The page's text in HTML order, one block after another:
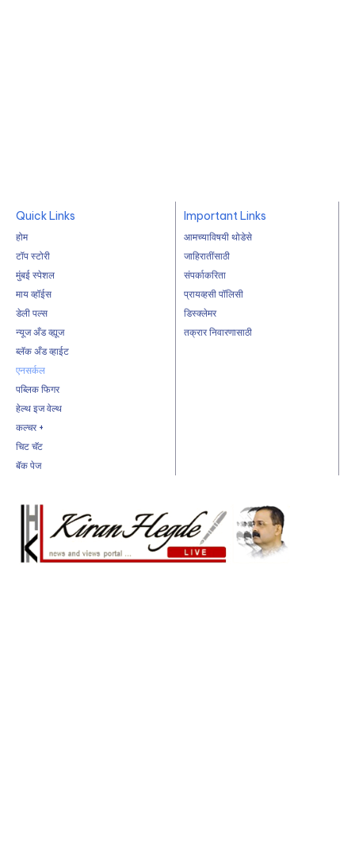
Quick Links
होम
टॉप स्टोरी
मुंबई स्पेशल
माय व्हॉईस
डेली पल्स
न्यूज अँड व्ह्यूज
ब्लॅक अँड व्हाईट
एनसर्कल
पब्लिक फिगर
हेल्थ इज वेल्थ
कल्चर +
चिट चॅट
बॅक पेज
Important Links
आमच्याविषयी थोडेसे
जाहिरातींसाठी
संपर्काकरिता
प्रायव्हसी पॉलिसी
डिस्क्लेमर
तक्रार निवारणासाठी